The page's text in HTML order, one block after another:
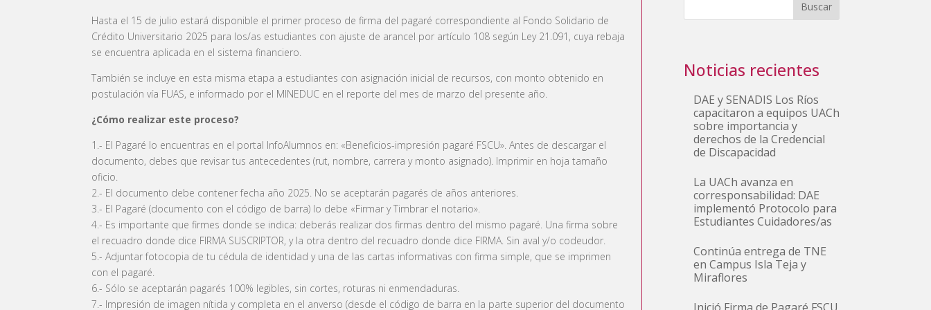
Hasta el 15 de julio estará disponible el primer proceso de firma del pagaré correspondiente al Fondo Solidario de
Crédito Universitario 2025 para los/as estudiantes con ajuste de arancel por artículo 108 según Ley 21.091, cuya rebaja
se encuentra aplicada en el sistema financiero.
También se incluye en esta misma etapa a estudiantes con asignación inicial de recursos, con monto obtenido en
postulación vía FUAS, e informado por el MINEDUC en el reporte del mes de marzo del presente año.
¿Cómo realizar este proceso?
1.- El Pagaré lo encuentras en el portal InfoAlumnos en: «Beneficios-impresión pagaré FSCU». Antes de descargar el
documento, debes que revisar tus antecedentes (rut, nombre, carrera y monto asignado). Imprimir en hoja tamaño
oficio.
2.- El documento debe contener fecha año 2025. No se aceptarán pagarés de años anteriores.
3.- El Pagaré (documento con el código de barra) lo debe «Firmar y Timbrar el notario».
4.- Es importante que firmes donde se indica: deberás realizar dos firmas dentro del mismo pagaré. Una firma sobre
el recuadro donde dice FIRMA SUSCRIPTOR, y la otra dentro del recuadro donde dice FIRMA. Sin aval y/o codeudor.
5.- Adjuntar fotocopia de tu cédula de identidad y una de las cartas informativas con firma simple, que se imprimen
con el pagaré.
6.- Sólo se aceptarán pagarés 100% legibles, sin cortes, roturas ni enmendaduras.
7.- lmpresión de imagen nítida y completa en el anverso (desde el código de barra en la parte superior del documento
Buscar
Noticias recientes
DAE y SENADIS Los Ríos
capacitaron a equipos UACh
sobre importancia y
derechos de la Credencial
de Discapacidad
La UACh avanza en
corresponsabilidad: DAE
implementó Protocolo para
Estudiantes Cuidadores/as
Continúa entrega de TNE
en Campus Isla Teja y
Miraflores